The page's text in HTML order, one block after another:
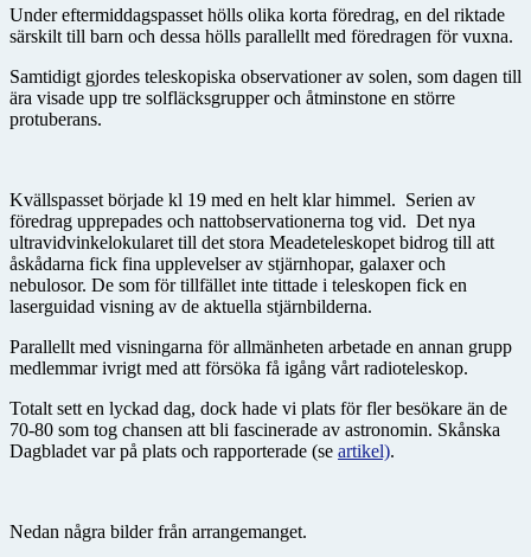
Under eftermiddagspasset hölls olika korta föredrag, en del riktade
särskilt till barn och dessa hölls parallellt med föredragen för vuxna.
Samtidigt gjordes teleskopiska observationer av solen, som dagen till
ära visade upp tre solfläcksgrupper och åtminstone en större
protuberans.
Kvällspasset började kl 19 med en helt klar himmel. Serien av
föredrag upprepades och nattobservationerna tog vid. Det nya
ultravidvinkelokularet till det stora Meadeteleskopet bidrog till att
åskådarna fick fina upplevelser av stjärnhopar, galaxer och
nebulosor. De som för tillfället inte tittade i teleskopen fick en
laserguidad visning av de aktuella stjärnbilderna.
Parallellt med visningarna för allmänheten arbetade en annan grupp
medlemmar ivrigt med att försöka få igång vårt radioteleskop.
Totalt sett en lyckad dag, dock hade vi plats för fler besökare än de
70-80 som tog chansen att bli fascinerade av astronomin. Skånska
Dagbladet var på plats och rapporterade (se artikel).
Nedan några bilder från arrangemanget.